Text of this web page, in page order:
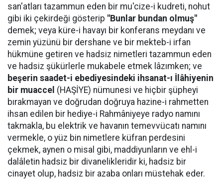
san'atları tazammun eden bir mu'cize-i kudreti, nohut
gibi iki çekirdeği gösterip "Bunlar bundan olmuş"
demek; veya küre-i havayı bir konferans meydanı ve
zemin yüzünü bir dershane ve bir mekteb-i irfan
hükmüne getiren ve hadsiz nimetleri tazammun eden
ve hadsiz şükürlerle mukabele etmek lâzımken; ve
beşerin saadet-i ebediyesindeki ihsanat-ı İlâhiyenin
bir muaccel (HAŞİYE) nümunesi ve hiçbir şüpheyi
bırakmayan ve doğrudan doğruya hazine-i rahmetten
ihsan edilen bir hediye-i Rahmâniyeye radyo namını
takmakla, bu elektrik ve havanın temevvücatı namını
vermekle, o yüz bin nimetlere küfran perdesini
çekmek, aynen o misal gibi, maddiyunların ve ehl-i
dalâletin hadsiz bir divanelikleridir ki, hadsiz bir
cinayet olup, hadsiz bir azaba onları müstehak eder.